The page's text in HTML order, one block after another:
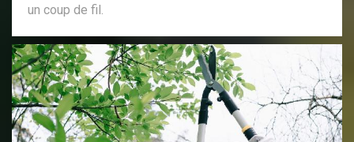
un coup de fil.